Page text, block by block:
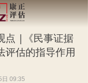
点 |《民事证据
评估的指导作用
09:35